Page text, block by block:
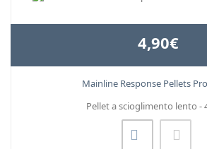
4,90€
Mainline Response Pellets
Pellet a scioglimento lento -